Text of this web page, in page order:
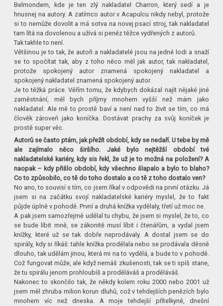
Belmondem, kde je ten zlý nakladatel Charron, který sedí a je
hnusnej na autory. A zatímco autor v Acapulcu nikdy nebyl, protože
si to nemůže dovolit a má sotva na novej psací stroj, tak nakladatel
tam lítá na dovolenou a užívá si peněz těžce vydřených z autorů.
Tak takhle to není.
Většinou je to tak, že autoři a nakladatelé jsou na jedné lodi a snaží
se to spočítat tak, aby z toho něco měl jak autor, tak nakladatel,
protože spokojený autor znamená spokojený nakladatel a
spokojený nakladatel znamená spokojený autor.
Je to těžká práce. Věřím tomu, že kdybych dokázal najít nějaké jiné
zaměstnání, měl bych příjmy mnohem vyšší než mám jako
nakladatel. Ale mě to prostě baví a není nad to živit se tím, co má
člověk zároveň jako koníčka. Dostávat prachy za svůj koníček je
prostě super věc.
Autorů se často ptám, jak přežít období, kdy se nedaří. U tebe by mě
ale zajímalo něco širšího. Jaké bylo nejtěžší období tvé
nakladatelské kariéry, kdy sis řekl, že už je to možná na položení? A
naopak – kdy přišlo období, kdy všechno šlapalo a bylo to blaho?
Co to způsobilo, co tě do toho dostalo a co tě z toho dostalo ven?
No ano, to souvisí s tím, co jsem říkal v odpovědi na první otázku. Já
jsem si na začátku svojí nakladatelské kariéry myslel, že to fakt
půjde úplně v pohodě. První a druhá knížka vydělaly, třetí už moc ne.
A pak jsem samozřejmě udělal tu chybu, že jsem si myslel, že to, co
se bude líbit mně, se zákonitě musí líbit i čtenářům, a vydal jsem
knížky, které už se tak dobře neprodávaly. A dostal jsem se do
spirály, kdy si říkáš: tahle knížka prodělala nebo se prodávala děsně
dlouho, tak udělám jinou, která mi na to vydělá, a bude to v pohodě.
Což fungovat může, ale když nemáš zkušenosti, tak se ti spíš stane,
že tu spirálu jenom prohloubíš a proděláváš a proděláváš.
Nakonec to skončilo tak, že někdy kolem roku 2000 nebo 2001 už
jsem měl zhruba milion korun dluhů, což v tehdejších penězích bylo
mnohem víc než dneska. A moje tehdejší přítelkyně, dnešní